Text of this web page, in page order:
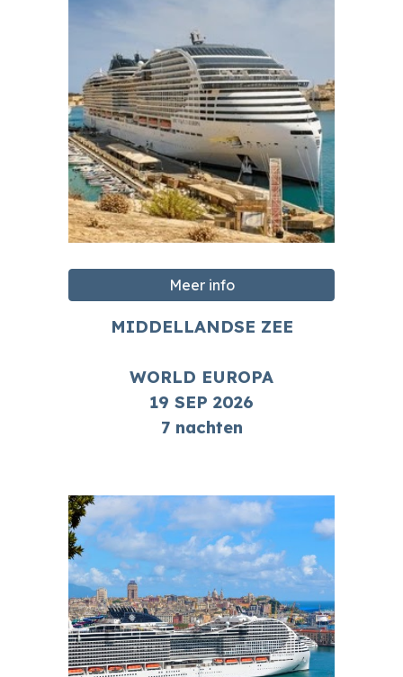
Meer info
MIDDELLANDSE ZEE
WORLD EUROPA
19 SEP 2026
7 nachten